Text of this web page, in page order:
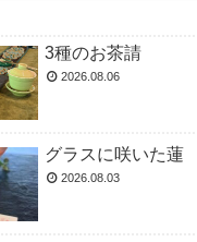
3種のお茶請
2026.08.06
グラスに咲いた蓮
2026.08.03